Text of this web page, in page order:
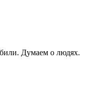
Думаем о людях.